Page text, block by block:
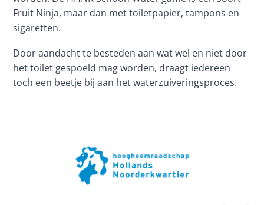
Fruit Ninja, maar dan met toiletpapier, tampons en
sigaretten.
Door aandacht te besteden aan wat wel en niet door
het toilet gespoeld mag worden, draagt iedereen
toch een beetje bij aan het waterzuiveringsproces.